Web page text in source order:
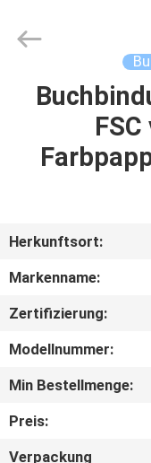
ÜBER
UNS
KONTAKT
CO.,LTD.
Herkunftsort:
Markenname:
Zertifizierung:
Modellnummer:
Min Bestellmenge:
Preis:
Verpackung